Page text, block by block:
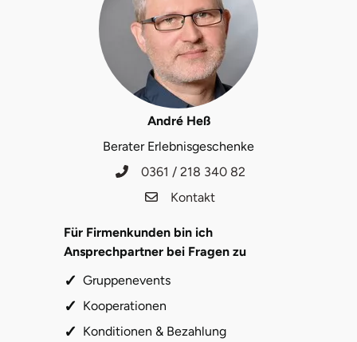
André Heß
Berater Erlebnisgeschenke
0361 / 218 340 82
Kontakt
Für Firmenkunden bin ich
Ansprechpartner bei Fragen zu
Gruppenevents
Kooperationen
Konditionen & Bezahlung